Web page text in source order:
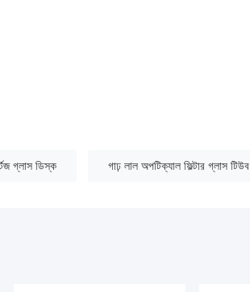
গ্লাস ডিস্ক গাঢ় লাল অপটিক্যাল ফিল্টার গ্লাস টিউব